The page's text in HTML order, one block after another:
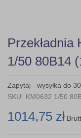
Skip
to
the
beginning
the
images
Przekładnia
1/50 80B14
Zapytaj - wysyłka do
SKU
KM0632 1/50
1014,75 zł